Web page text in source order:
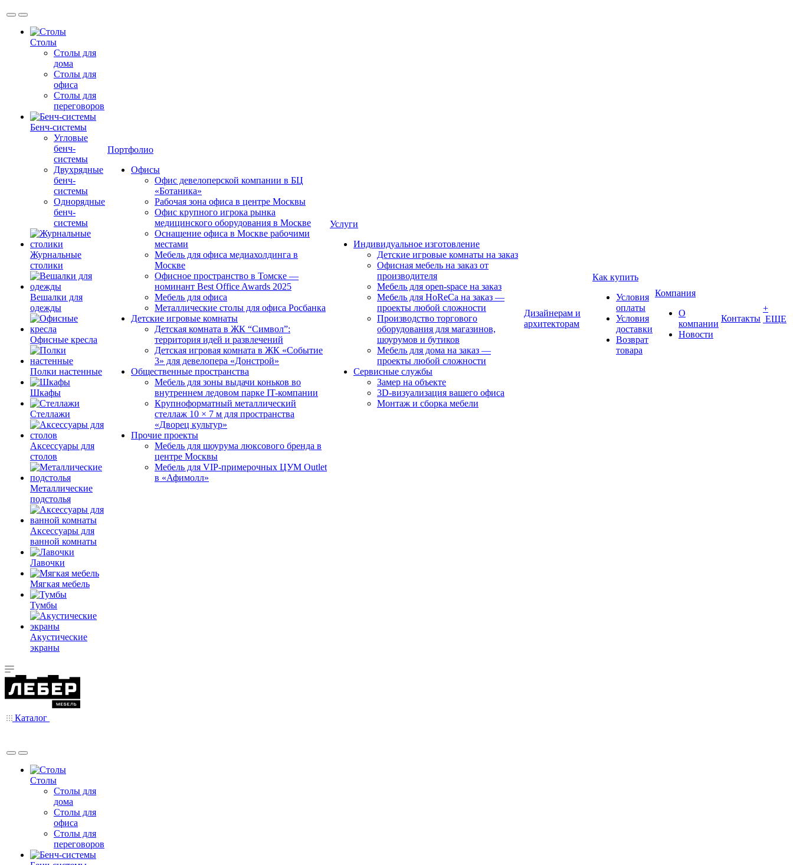
Столы
Столы для
дома
Столы для
офиса
Столы для
переговоров
Бенч-системы
Угловые
бенч-
системы
Двухрядные
бенч-
системы
Однорядные
бенч-
системы
Журнальные
столики
Вешалки для
одежды
Офисные кресла
Полки настенные
Шкафы
Стеллажи
Аксессуары для
столов
Металлические
подстолья
Аксессуары для
ванной комнаты
Лавочки
Мягкая мебель
Тумбы
Акустические
экраны
Портфолио
Офисы
Офис девелоперской компании в БЦ
«Ботаника»
Рабочая зона офиса в центре Москвы
Офис крупного игрока рынка
медицинского оборудования в Москве
Оснащение офиса в Москве рабочими
местами
Мебель для офиса медиахолдинга в
Москве
Офисное пространство в Томске —
номинант Best Office Awards 2025
Мебель для офиса
Металлические столы для офиса Росбанка
Детские игровые комнаты
Детская комната в ЖК “Символ”:
территория идей и развлечений
Детская игровая комната в ЖК «Событие
3» для девелопера «Донстрой»
Общественные пространства
Мебель для зоны выдачи коньков во
внутреннем ледовом парке IT-компании
Крупноформатный металлический
стеллаж 10 × 7 м для пространства
«Дворец культур»
Прочие проекты
Мебель для шоурума люксового бренда в
центре Москвы
Мебель для VIP-примерочных ЦУМ Outlet
в «Афимолл»
Услуги
Индивидуальное изготовление
Детские игровые комнаты на заказ
Офисная мебель на заказ от
производителя
Мебель для open-space на заказ
Мебель для HoReCa на заказ —
проекты любой сложности
Производство торгового
оборудования для магазинов,
шоурумов и бутиков
Мебель для дома на заказ —
проекты любой сложности
Сервисные службы
Замер на объекте
3D-визуализация вашего офиса
Монтаж и сборка мебели
Дизайнерам и
архитекторам
Как купить
Условия
оплаты
Условия
доставки
Возврат
товара
Компания
О
компании
Новости
Контакты
+
ЕЩЕ
Каталог
Столы
Столы для
дома
Столы для
офиса
Столы для
переговоров